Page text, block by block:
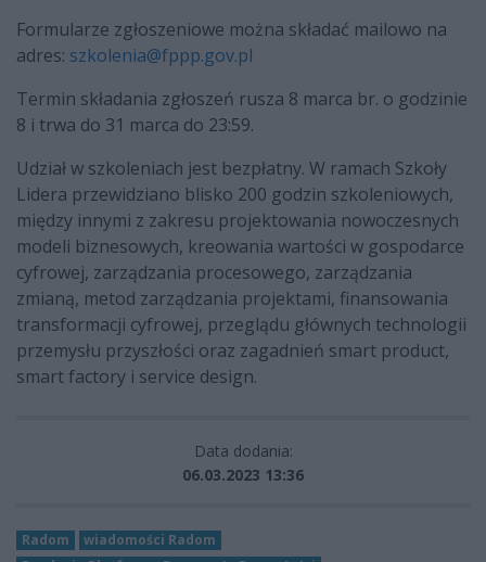
Formularze zgłoszeniowe można składać mailowo na
adres: szkolenia@fppp.gov.pl
Termin składania zgłoszeń rusza 8 marca br. o godzinie
8 i trwa do 31 marca do 23:59.
Udział w szkoleniach jest bezpłatny. W ramach Szkoły
Lidera przewidziano blisko 200 godzin szkoleniowych,
między innymi z zakresu projektowania nowoczesnych
modeli biznesowych, kreowania wartości w gospodarce
cyfrowej, zarządzania procesowego, zarządzania
zmianą, metod zarządzania projektami, finansowania
transformacji cyfrowej, przeglądu głównych technologii
przemysłu przyszłości oraz zagadnień smart product,
smart factory i service design.
Data dodania:
06.03.2023 13:36
Radom
wiadomości Radom